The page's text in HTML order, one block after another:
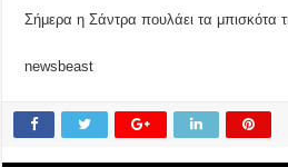
Σήμερα η Σάντρα πουλάει τα μπισκότα
newsbeast